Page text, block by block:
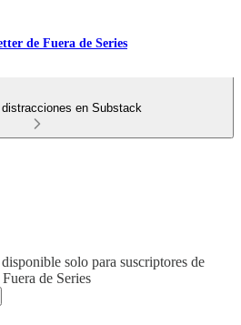
de Fuera de Series
en Substack
solo para suscriptores de
de Series